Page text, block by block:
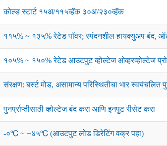
कोल्ड स्टार्ट १५अ/११५व्हॅक ३०अ/२३०व्हॅक
११५% ~ १३५% रेटेड पॉवर; स्पंदनशील हायक्युअप बंद,
१०५% ~ १५०% रेटेड आउटपुट व्होल्टेज ओव्हरव्होल्टेज
संरक्षण: बर्स्ट मोड, असामान्य परिस्थितीचा भार स्वयंचलित
पुनर्प्राप्तीसाठी व्होल्टेज बंद करा आणि इनपुट रीसेट करा
-०℃ ~ +४५℃ (आउटपुट लोड डिरेटिंग वक्र पहा)